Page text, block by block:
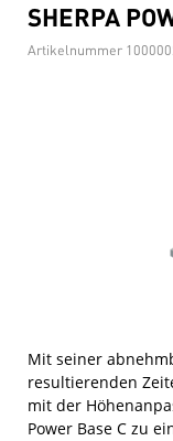
SHERPA
Artikelnummer
Mit seiner
resultierenden
mit der
Power Base C zu